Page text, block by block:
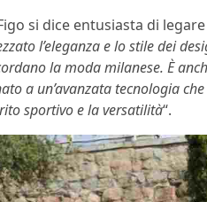
si dice entusiasta di
l’eleganza e lo stile dei
la moda milanese. È
a un’avanzata tecnologia
sportivo e la versatilità“.